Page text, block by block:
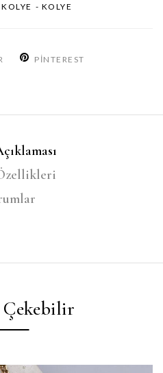
- KOLYE
PINTEREST